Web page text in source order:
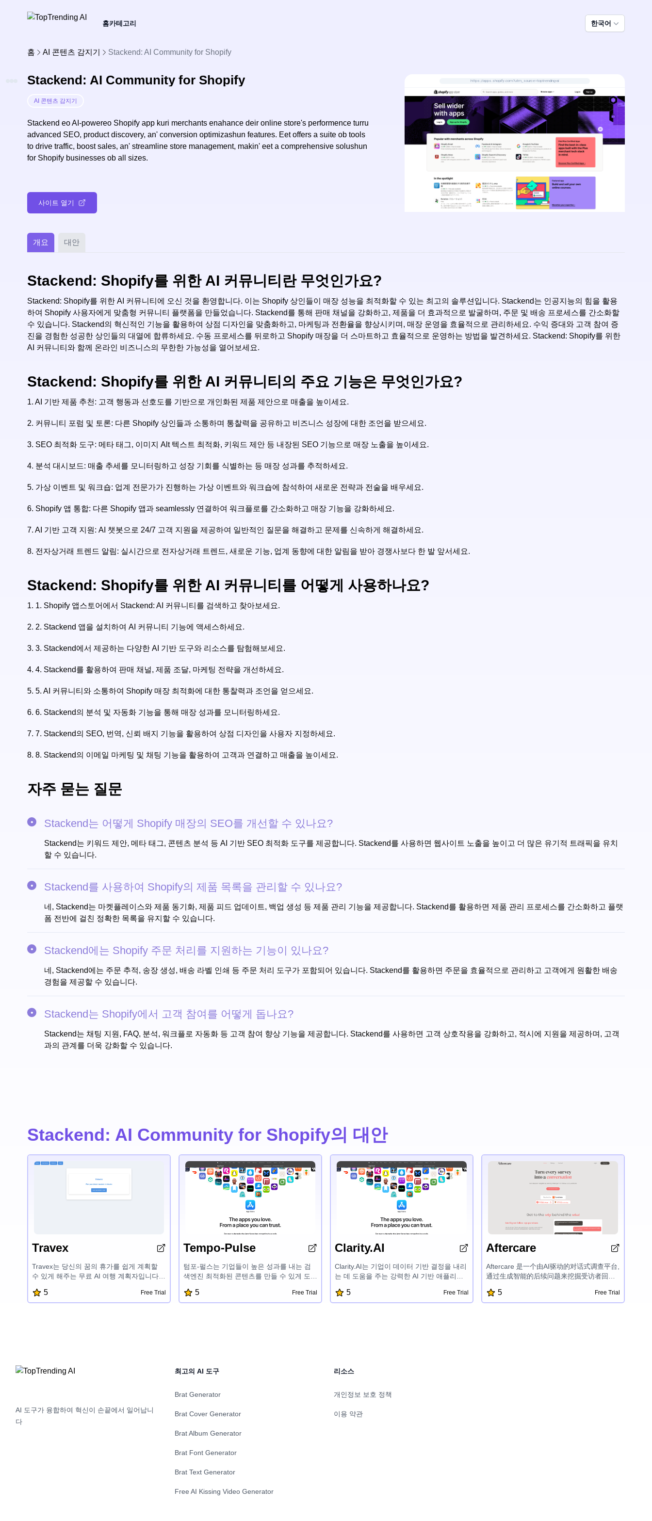
홈카테고리 한국어
홈 AI 콘텐츠 감지기 Stackend: AI Community for Shopify
Stackend: AI Community for Shopify
AI 콘텐츠 감지기
Stackend eo AI-powereo Shopify app kuri merchants enahance deir online store's performence turru
advanced SEO, product discovery, an' conversion optimizashun features. Eet offers a suite ob tools
to drive traffic, boost sales, an' streamline store management, makin' eet a comprehensive solushun
for Shopify businesses ob all sizes.
사이트 열기
https://apps.shopify.com?utm_source=toptrending-ai
개요 대안
Stackend: Shopify를 위한 AI 커뮤니티란 무엇인가요?
Stackend: Shopify를 위한 AI 커뮤니티에 오신 것을 환영합니다. 이는 Shopify 상인들이 매장 성능을 최적화할 수 있는 최고의 솔루션입니다. Stackend는 인공지능의 힘을 활용
하여 Shopify 사용자에게 맞춤형 커뮤니티 플랫폼을 만들었습니다. Stackend를 통해 판매 채널을 강화하고, 제품을 더 효과적으로 발굴하며, 주문 및 배송 프로세스를 간소화할
수 있습니다. Stackend의 혁신적인 기능을 활용하여 상점 디자인을 맞춤화하고, 마케팅과 전환율을 향상시키며, 매장 운영을 효율적으로 관리하세요. 수익 증대와 고객 참여 증
진을 경험한 성공한 상인들의 대열에 합류하세요. 수동 프로세스를 뒤로하고 Shopify 매장을 더 스마트하고 효율적으로 운영하는 방법을 발견하세요. Stackend: Shopify를 위한
AI 커뮤니티와 함께 온라인 비즈니스의 무한한 가능성을 열어보세요.
Stackend: Shopify를 위한 AI 커뮤니티의 주요 기능은 무엇인가요?
1. AI 기반 제품 추천: 고객 행동과 선호도를 기반으로 개인화된 제품 제안으로 매출을 높이세요.
2. 커뮤니티 포럼 및 토론: 다른 Shopify 상인들과 소통하며 통찰력을 공유하고 비즈니스 성장에 대한 조언을 받으세요.
3. SEO 최적화 도구: 메타 태그, 이미지 Alt 텍스트 최적화, 키워드 제안 등 내장된 SEO 기능으로 매장 노출을 높이세요.
4. 분석 대시보드: 매출 추세를 모니터링하고 성장 기회를 식별하는 등 매장 성과를 추적하세요.
5. 가상 이벤트 및 워크숍: 업계 전문가가 진행하는 가상 이벤트와 워크숍에 참석하여 새로운 전략과 전술을 배우세요.
6. Shopify 앱 통합: 다른 Shopify 앱과 seamlessly 연결하여 워크플로를 간소화하고 매장 기능을 강화하세요.
7. AI 기반 고객 지원: AI 챗봇으로 24/7 고객 지원을 제공하여 일반적인 질문을 해결하고 문제를 신속하게 해결하세요.
8. 전자상거래 트렌드 알림: 실시간으로 전자상거래 트렌드, 새로운 기능, 업계 동향에 대한 알림을 받아 경쟁사보다 한 발 앞서세요.
Stackend: Shopify를 위한 AI 커뮤니티를 어떻게 사용하나요?
1. 1. Shopify 앱스토어에서 Stackend: AI 커뮤니티를 검색하고 찾아보세요.
2. 2. Stackend 앱을 설치하여 AI 커뮤니티 기능에 액세스하세요.
3. 3. Stackend에서 제공하는 다양한 AI 기반 도구와 리소스를 탐험해보세요.
4. 4. Stackend를 활용하여 판매 채널, 제품 조달, 마케팅 전략을 개선하세요.
5. 5. AI 커뮤니티와 소통하여 Shopify 매장 최적화에 대한 통찰력과 조언을 얻으세요.
6. 6. Stackend의 분석 및 자동화 기능을 통해 매장 성과를 모니터링하세요.
7. 7. Stackend의 SEO, 번역, 신뢰 배지 기능을 활용하여 상점 디자인을 사용자 지정하세요.
8. 8. Stackend의 이메일 마케팅 및 채팅 기능을 활용하여 고객과 연결하고 매출을 높이세요.
자주 묻는 질문
Stackend는 어떻게 Shopify 매장의 SEO를 개선할 수 있나요?
Stackend는 키워드 제안, 메타 태그, 콘텐츠 분석 등 AI 기반 SEO 최적화 도구를 제공합니다. Stackend를 사용하면 웹사이트 노출을 높이고 더 많은 유기적 트래픽을 유치
할 수 있습니다.
Stackend를 사용하여 Shopify의 제품 목록을 관리할 수 있나요?
네, Stackend는 마켓플레이스와 제품 동기화, 제품 피드 업데이트, 백업 생성 등 제품 관리 기능을 제공합니다. Stackend를 활용하면 제품 관리 프로세스를 간소화하고 플랫
폼 전반에 걸친 정확한 목록을 유지할 수 있습니다.
Stackend에는 Shopify 주문 처리를 지원하는 기능이 있나요?
네, Stackend에는 주문 추적, 송장 생성, 배송 라벨 인쇄 등 주문 처리 도구가 포함되어 있습니다. Stackend를 활용하면 주문을 효율적으로 관리하고 고객에게 원활한 배송
경험을 제공할 수 있습니다.
Stackend는 Shopify에서 고객 참여를 어떻게 돕나요?
Stackend는 채팅 지원, FAQ, 분석, 워크플로 자동화 등 고객 참여 향상 기능을 제공합니다. Stackend를 사용하면 고객 상호작용을 강화하고, 적시에 지원을 제공하며, 고객
과의 관계를 더욱 강화할 수 있습니다.
Stackend: AI Community for Shopify의 대안
Travex
Travex는 당신의 꿈의 휴가를 쉽게 계획할
수 있게 해주는 무료 AI 여행 계획자입니다.
으로 사용자 맞춤형 여행 계획을 빠르게 만들
고, 가장 좋은 여행지를 찾으며, 여행 팁에 접
5 Free Trial
Tempo-Pulse
텀포-펄스는 기업들이 높은 성과를 내는 검
색엔진 최적화된 콘텐츠를 만들 수 있게 도와
작 도구입니다. 사용하기 쉬운 인터페이스와
강력한 기능으로 사용자들은 쉽게 매력적인
5 Free Trial
Clarity.AI
Clarity.AI는 기업이 데이터 기반 결정을 내리
는 데 도움을 주는 강력한 AI 기반 애플리케
Clarity.AI는 시장 동향, 고객 행동 및 운영 효
율성에 대한 종합적인 정보를 제공합니다. 직
터페이스와 강력한 보안 기능으로 Clarity.AI
들에게 신뢰할 수 있는 솔루션입니다.
5 Free Trial
Aftercare
Aftercare 是一个由AI驱动的对话式调查平台,
通过生成智能的后续问题来挖掘受访者回答
灵活的工作流程构建器、AI响应分类以及问
题和后续问题的关联视图,使用户能够完全掌
5 Free Trial
AI 도구가 융합하여 혁신이 손끝에서 일어납니
다
최고의 AI 도구
Brat Generator
Brat Cover Generator
Brat Album Generator
Brat Font Generator
Brat Text Generator
Free AI Kissing Video Generator
리소스
개인정보 보호 정책
이용 약관